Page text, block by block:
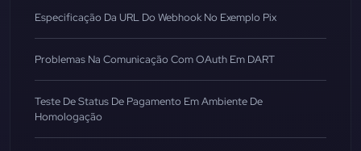
Especificação Da URL Do Webhook No Exemplo Pix
Problemas Na Comunicação Com OAuth Em DART
Teste De Status De Pagamento Em Ambiente De
Homologação